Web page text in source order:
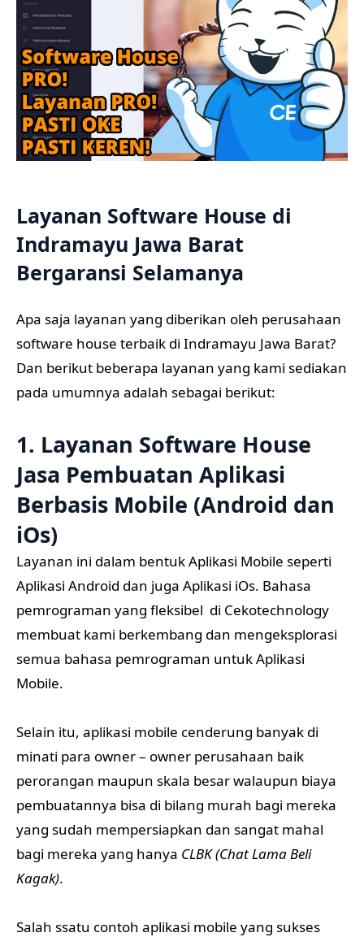
Layanan Software House di
Indramayu Jawa Barat
Bergaransi Selamanya
Apa saja layanan yang diberikan oleh perusahaan
software house terbaik di Indramayu Jawa Barat?
Dan berikut beberapa layanan yang kami sediakan
pada umumnya adalah sebagai berikut:
1. Layanan Software House
Jasa Pembuatan Aplikasi
Berbasis Mobile (Android dan
iOs)
Layanan ini dalam bentuk Aplikasi Mobile seperti
Aplikasi Android dan juga Aplikasi iOs. Bahasa
pemrograman yang fleksibel di Cekotechnology
membuat kami berkembang dan mengeksplorasi
semua bahasa pemrograman untuk Aplikasi
Mobile.
Selain itu, aplikasi mobile cenderung banyak di
minati para owner – owner perusahaan baik
perorangan maupun skala besar walaupun biaya
pembuatannya bisa di bilang murah bagi mereka
yang sudah mempersiapkan dan sangat mahal
bagi mereka yang hanya CLBK (Chat Lama Beli
Kagak).
Salah ssatu contoh aplikasi mobile yang sukses